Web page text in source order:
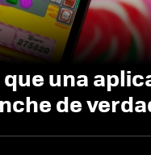
que una
de